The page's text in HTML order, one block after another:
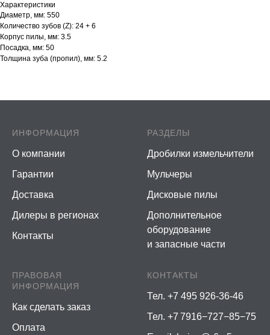
Характеристики
Диаметр, мм: 550
Количество зубов (Z): 24 + 6
Корпус пилы, мм: 3.5
Посадка, мм: 50
Толщина зуба (пропил), мм: 5.2
ИНФОРМАЦИЯ
О компании
Гарантии
Доставка
Дилеры в регионах
Контакты
РАЗДЕЛЫ
Дробилки измельчители
Мульчеры
Дисковые пилы
Дополнительное
оборудование
и запасные части
ПРАВОВАЯ
ИНФОРМАЦИЯ
Как сделать заказ
Оплата
КОНТАКТЫ
Тел. +7 495 926-36-46
Тел. +7 7916−727−85−75